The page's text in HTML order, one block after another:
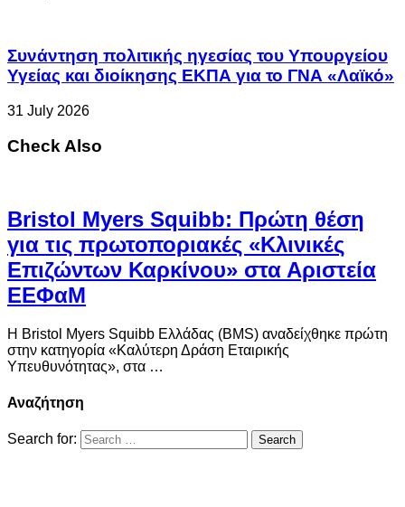
Συνάντηση πολιτικής ηγεσίας του Υπουργείου
Υγείας και διοίκησης ΕΚΠΑ για το ΓΝΑ «Λαϊκό»
31 July 2026
Check Also
Bristol Myers Squibb: Πρώτη θέση
για τις πρωτοποριακές «Κλινικές
Επιζώντων Καρκίνου» στα Αριστεία
ΕΕΦαΜ
Η Bristol Myers Squibb Ελλάδας (BMS) αναδείχθηκε πρώτη
στην κατηγορία «Καλύτερη Δράση Εταιρικής
Υπευθυνότητας», στα …
Αναζήτηση
Search for: